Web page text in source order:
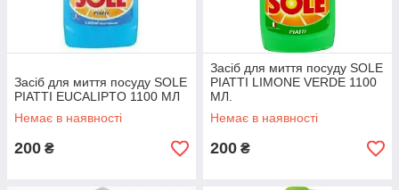
Засіб для миття посуду SOLE
PIATTI EUCALIPTO 1100 МЛ
Немає в наявності
200 ₴
Засіб для миття посуду SOLE
PIATTI LIMONE VERDE 1100
МЛ.
Немає в наявності
200 ₴